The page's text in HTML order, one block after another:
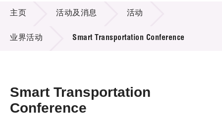
技术商品化
项目及资助计划
活动及消息
奖项
活动及消息
主页 活动及消息 活动
业界活动 Smart Transportation Conference
Smart Transportation
Conference